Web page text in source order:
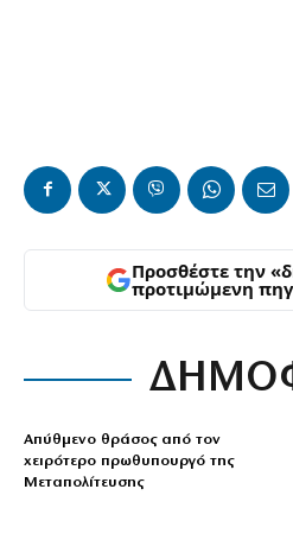
Προσθέστε την
προτιμώμενη
Απύθμενο θράσος από τον
χειρότερο πρωθυπουργό της
Μεταπολίτευσης